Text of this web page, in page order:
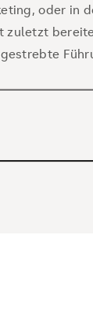
oder in
zuletzt